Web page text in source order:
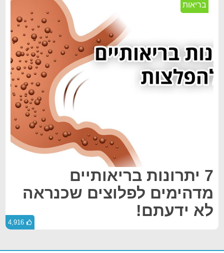
בריאות
7 יתרונות בריאותיים
מדהימים לפלוצים שכנראה
לא ידעתם!
4,916